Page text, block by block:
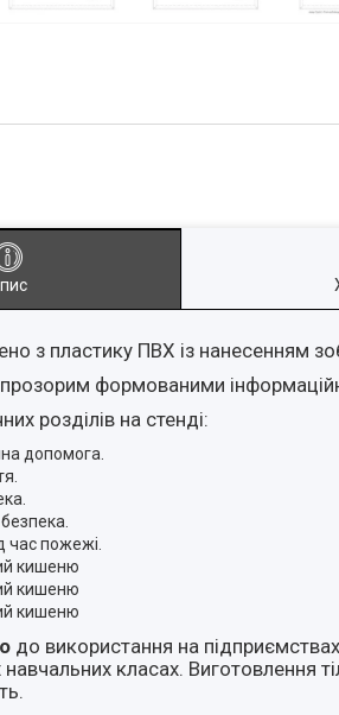
з пластику ПВХ із нанесенням
формованими
розділів на стенді:
допомога.
час пожежі.
кишеню
кишеню
кишеню
до використання на
навчальних класах. Виготовлення